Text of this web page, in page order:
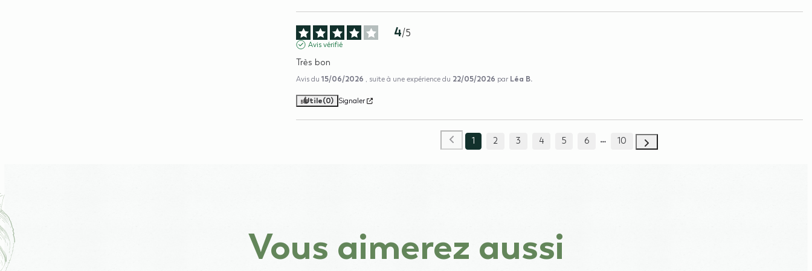
4/5
Avis vérifié
Très bon
Avis du15/06/2026 , suite à une expérience du 22/05/2026 par Léa B.
Utile(0) Signaler
1 2 3 4 5 6 10
Vous aimerez aussi